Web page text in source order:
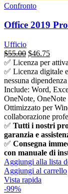
Confronto
Office 2019
Ufficio
Il
prezzo
originale
era:
$745.00.
$55.00Il
prezzo
attuale
è:
$55.00.
$46.75
✅ Licenza per
✅ Licenza digitale
nessuna
Include: Word,
OneNote, OneNote
Ottimizzato per
collaborazione
✅ Tutti i nostri
garanzia e
✅ Consegna
con manuale di
Aggiungi alla lista
Aggiungi al carrello
Vista rapida
-99%